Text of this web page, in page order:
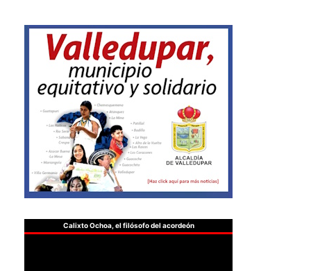
Calixto Ochoa, el filósofo del acordeón